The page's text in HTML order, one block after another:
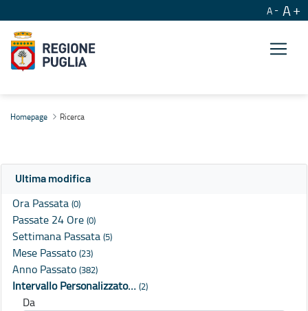
A A
Homepage Ricerca
Ultima modifica
Ora Passata (0)
Passate 24 Ore (0)
Settimana Passata (5)
Mese Passato (23)
Anno Passato (382)
Intervallo Personalizzato… (2)
Da